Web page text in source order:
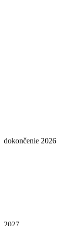
dokončenie 2026
2027